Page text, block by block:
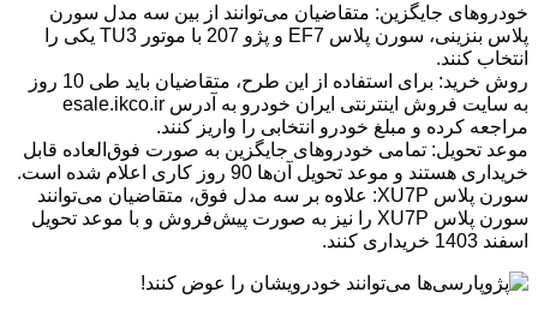
خودروهای جایگزین: متقاضیان می‌توانند از بین سه مدل سورن
پلاس بنزینی، سورن پلاس EF7 و پژو 207 با موتور TU3 یکی را
انتخاب کنند.
روش خرید: برای استفاده از این طرح، متقاضیان باید طی 10 روز
به سایت فروش اینترنتی ایران خودرو به آدرس esale.ikco.ir
مراجعه کرده و مبلغ خودرو انتخابی را واریز کنند.
موعد تحویل: تمامی خودروهای جایگزین به صورت فوق‌العاده قابل
خریداری هستند و موعد تحویل آن‌ها 90 روز کاری اعلام شده است.
سورن پلاس XU7P: علاوه بر سه مدل فوق، متقاضیان می‌توانند
سورن پلاس XU7P را نیز به صورت پیش‌فروش و با موعد تحویل
اسفند 1403 خریداری کنند.